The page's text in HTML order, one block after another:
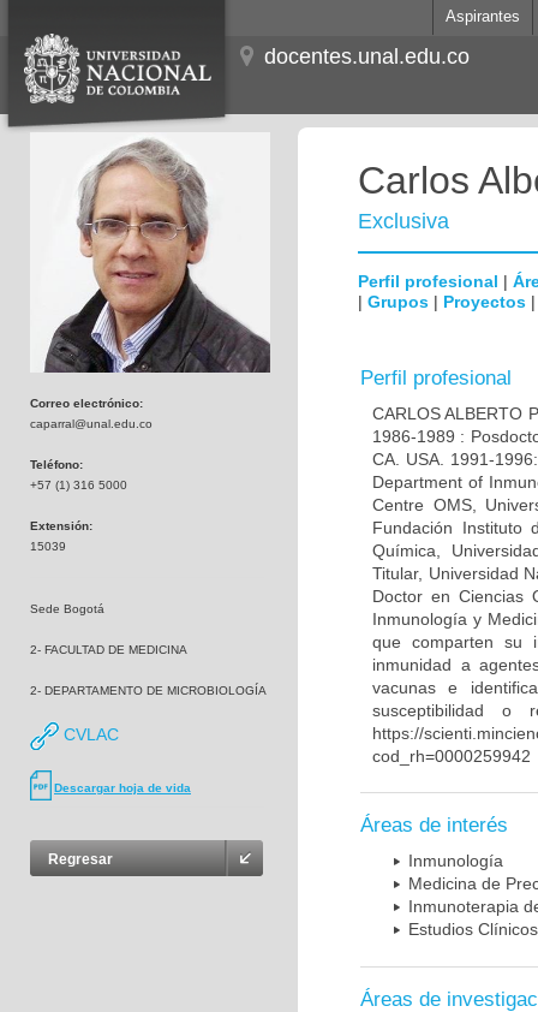
Aspirantes
docentes.unal.edu.co
Correo electrónico:
caparral@unal.edu.co
Teléfono:
+57 (1) 316 5000
Extensión:
15039
Sede Bogotá
2- FACULTAD DE MEDICINA
2- DEPARTAMENTO DE MICROBIOLOGÍA
CVLAC
Descargar hoja de vida
Regresar
Carlos
Exclusiva
Perfil profesional |
| Grupos | Proyectos
Perfil profesional
CARLOS ALBERTO
1986-1989 :
CA. USA. 1991-
Department of
Centre OMS,
Fundación Instituto
Química,
Titular, Universidad
Doctor en Ciencias
Inmunología y
que comparten su
inmunidad a
vacunas e
susceptibilidad o
https://
cod_rh=0000259942
Áreas de interés
Inmunología
Medicina de
Inmunoterapia
Estudios Clínicos
Áreas de